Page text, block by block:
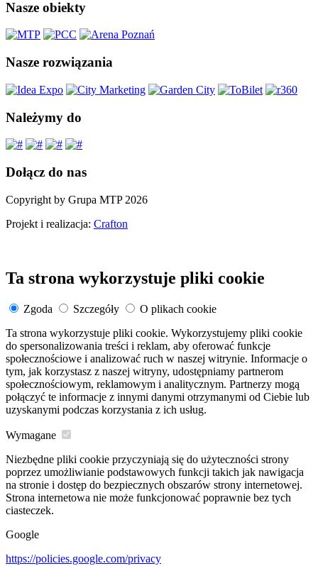
Nasze obiekty
Nasze rozwiązania
Należymy do
Dołącz do nas
Copyright by Grupa MTP 2026
Projekt i realizacja: Crafton
Ta strona wykorzystuje pliki cookie
Zgoda Szczegóły
O plikach cookie
Ta strona wykorzystuje pliki cookie. Wykorzystujemy pliki cookie
do spersonalizowania treści i reklam, aby oferować funkcje
społecznościowe i analizować ruch w naszej witrynie. Informacje o
tym, jak korzystasz z naszej witryny, udostępniamy partnerom
społecznościowym, reklamowym i analitycznym. Partnerzy mogą
połączyć te informacje z innymi danymi otrzymanymi od Ciebie lub
uzyskanymi podczas korzystania z ich usług.
Wymagane
Niezbędne pliki cookie przyczyniają się do użyteczności strony
poprzez umożliwianie podstawowych funkcji takich jak nawigacja
na stronie i dostęp do bezpiecznych obszarów strony internetowej.
Strona internetowa nie może funkcjonować poprawnie bez tych
ciasteczek.
Google
https://policies.google.com/privacy